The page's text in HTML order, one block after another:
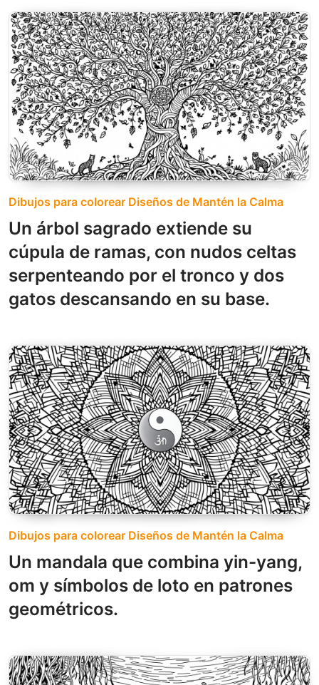
Dibujos para colorear Diseños de Mantén la Calma
Un árbol sagrado extiende su
cúpula de ramas, con nudos celtas
serpenteando por el tronco y dos
gatos descansando en su base.
Dibujos para colorear Diseños de Mantén la Calma
Un mandala que combina yin-yang,
om y símbolos de loto en patrones
geométricos.